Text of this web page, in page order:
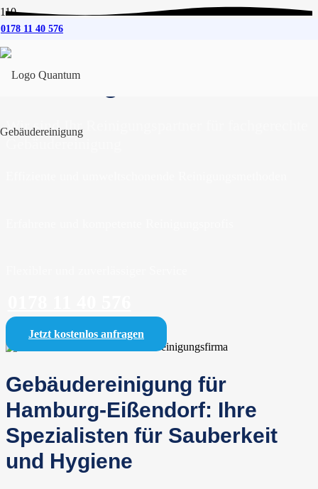
0178 11 40 576
Gebäudereinigung
Hamburg-Eißendorf
Wir sind Ihr Reinigungspartner für fachgerechte
Gebäudereinigung
Jetzt kostenlos anfragen
Gebäudereinigung für
Hamburg-Eißendorf: Ihre
Spezialisten für Sauberkeit
und Hygiene